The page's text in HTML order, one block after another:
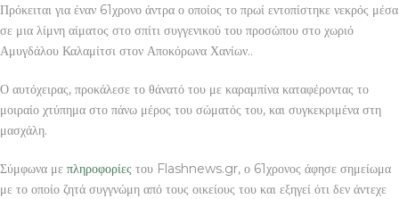
Πρόκειται για έναν 61χρονο άντρα ο οποίος το πρωί εντοπίστηκε νεκρός μέσα
σε μια λίμνη αίματος στο σπίτι συγγενικού του προσώπου στο χωριό
Αμυγδάλου Καλαμίτσι στον Αποκόρωνα Χανίων..
Ο αυτόχειρας, προκάλεσε το θάνατό του με καραμπίνα καταφέροντας το
μοιραίο χτύπημα στο πάνω μέρος του σώματός του, και συγκεκριμένα στη
μασχάλη.
Σύμφωνα με πληροφορίες του Flashnews.gr, ο 61χρονος άφησε σημείωμα
με το οποίο ζητά συγγνώμη από τους οικείους του και εξηγεί ότι δεν άντεχε